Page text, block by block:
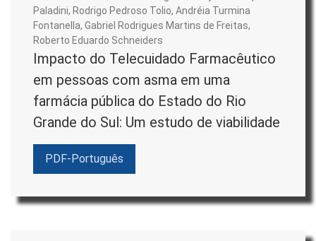
legalmente os artigos para reutilização, sem
permissão ou taxas, para praticamente qualquer
citados.
práticas inovadoras e promover o debate dos grandes
Paladini, Rodrigo Pedroso Tolio, Andréia Turmina
Fontanella, Gabriel Rodrigues Martins de Freitas,
Roberto Eduardo Schneiders
Impacto do Telecuidado Farmacêutico
em pessoas com asma em uma
farmácia pública do Estado do Rio
Grande do Sul: Um estudo de viabilidade
PDF-Português